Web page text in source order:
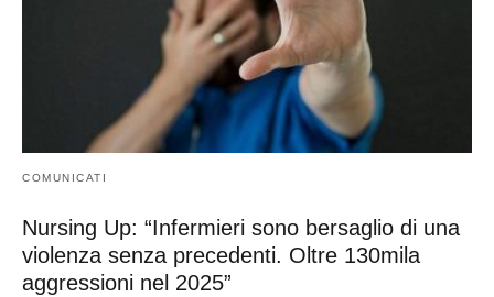
COMUNICATI
Nursing Up: “Infermieri sono bersaglio di una
violenza senza precedenti. Oltre 130mila
aggressioni nel 2025”